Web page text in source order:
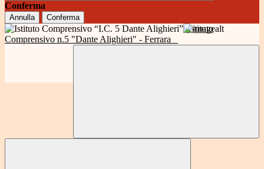
Conferma
Annulla Conferma
Istituto
Comprensivo n.5 "Dante Alighieri" - Ferrara